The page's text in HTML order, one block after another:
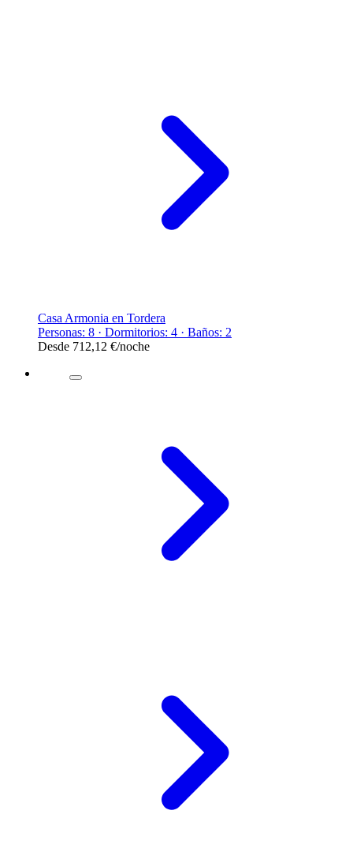
Casa Armonia en Tordera
Personas: 8 · Dormitorios: 4 · Baños: 2
Desde 712,12 €/noche